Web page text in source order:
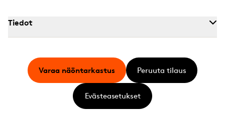
Tiedot
Varaa näöntarkastus Peruuta tilaus
Evästeasetukset